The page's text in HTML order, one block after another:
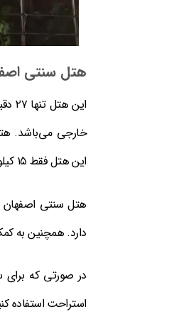
هتل سنتی
خارجی می‌باشد.
این هتل فقط ۱۵ کیلومتر می‌باشد. این هتل نیز سه ستاره بوده و امکان رزرو تخت با کمترین قیمت برای مسافران فراهم شده است.
هتل سنتی اصفهان
دارد. همچنین به
در صورتی که برای
استراحت استفاده